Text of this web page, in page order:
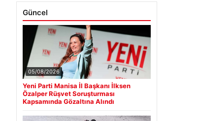
Güncel
05/08/2026
Yeni Parti Manisa İl Başkanı İlksen
Özalper Rüşvet Soruşturması
Kapsamında Gözaltına Alındı